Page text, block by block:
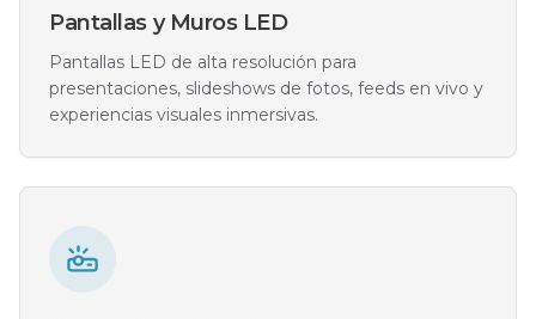
Pantallas y Muros LED
Pantallas LED de alta resolución para
presentaciones, slideshows de fotos, feeds en vivo y
experiencias visuales inmersivas.